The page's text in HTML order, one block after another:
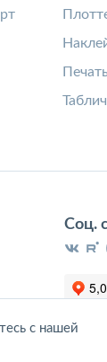
Соц.
с нашей